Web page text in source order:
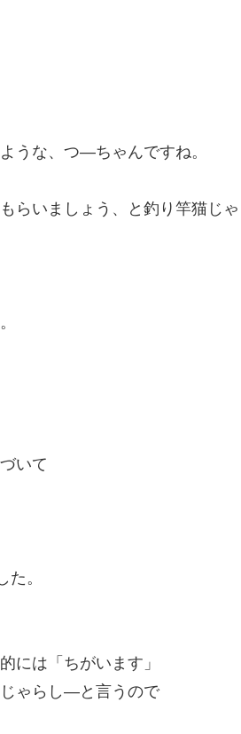
うな、つ―ちゃんですね。
らいましょう、と釣り竿猫じゃ
いて
。
には「ちがいます」
ゃらし―と言うので